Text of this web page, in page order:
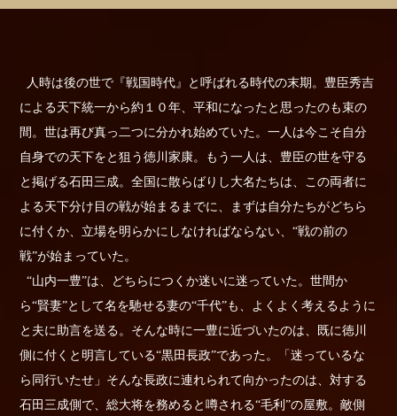
人時は後の世で『戦国時代』と呼ばれる時代の末期。豊臣秀吉
による天下統一から約１０年、平和になったと思ったのも束の
間。世は再び真っ二つに分かれ始めていた。一人は今こそ自分
自身での天下をと狙う徳川家康。もう一人は、豊臣の世を守る
と掲げる石田三成。全国に散らばりし大名たちは、この両者に
よる天下分け目の戦が始まるまでに、まずは自分たちがどちら
に付くか、立場を明らかにしなければならない、“戦の前の
戦”が始まっていた。
“山内一豊”は、どちらにつくか迷いに迷っていた。世間か
ら“賢妻”として名を馳せる妻の“千代”も、よくよく考えるように
と夫に助言を送る。そんな時に一豊に近づいたのは、既に徳川
側に付くと明言している“黒田長政”であった。「迷っているな
ら同行いたせ」そんな長政に連れられて向かったのは、対する
石田三成側で、総大将を務めると噂される“毛利”の屋敷。敵側